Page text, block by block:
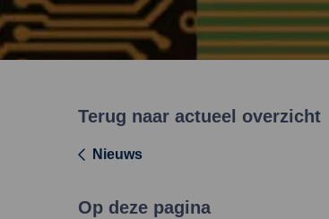
Terug naar actueel overzicht
Nieuws
Op deze pagina